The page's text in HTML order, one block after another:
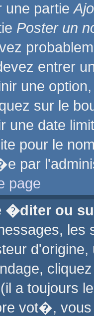
une partie
Poster un
entrer
une
sur le
date
pour le
par
page
�diter ou
d'origine,
a toujours
vot�,